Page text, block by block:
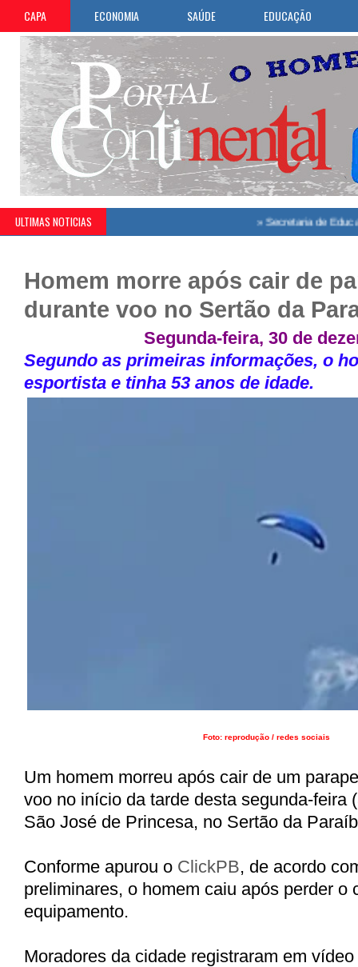
CAPA ECONOMIA SAÚDE EDUCAÇÃO
ULTIMAS NOTICIAS Secretaria de Educação
Homem morre após cair de
durante voo no Sertão da
Segunda-feira, 30 de
Segundo as primeiras informações, o
esportista e tinha 53 anos de idade.
Foto: reprodução / redes sociais
Um homem morreu após cair de um
voo no início da tarde desta segunda-feira
São José de Princesa, no Sertão da
Conforme apurou o ClickPB, de acordo
preliminares, o homem caiu após perder o
equipamento.
Moradores da cidade registraram em